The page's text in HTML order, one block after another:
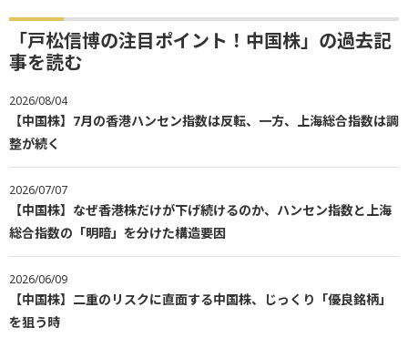
「戸松信博の注目ポイント！中国株」の過去記
事を読む
2026/08/04
【中国株】7月の香港ハンセン指数は反転、一方、上海総合指数は調
整が続く
2026/07/07
【中国株】なぜ香港株だけが下げ続けるのか、ハンセン指数と上海
総合指数の「明暗」を分けた構造要因
2026/06/09
【中国株】二重のリスクに直面する中国株、じっくり「優良銘柄」
を狙う時